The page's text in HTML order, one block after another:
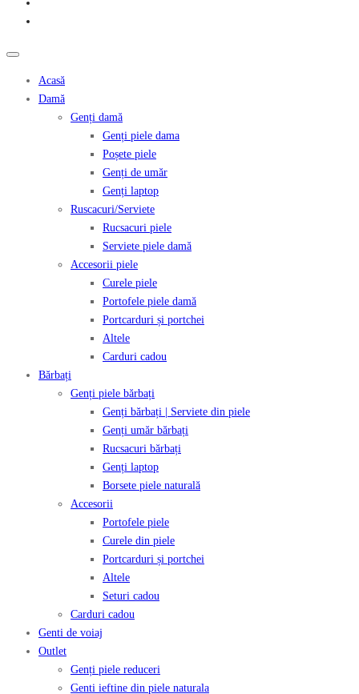
Acasă
Damă
Genți damă
Genți piele dama
Poșete piele
Genți de umăr
Genți laptop
Ruscacuri/Serviete
Rucsacuri piele
Serviete piele damă
Accesorii piele
Curele piele
Portofele piele damă
Portcarduri și portchei
Altele
Carduri cadou
Bărbați
Genți piele bărbați
Genți bărbați | Serviete din piele
Genți umăr bărbați
Rucsacuri bărbați
Genți laptop
Borsete piele naturală
Accesorii
Portofele piele
Curele din piele
Portcarduri și portchei
Altele
Seturi cadou
Carduri cadou
Genti de voiaj
Outlet
Genți piele reduceri
Genti ieftine din piele naturala